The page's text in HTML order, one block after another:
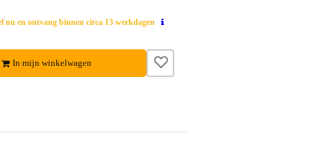
nu en ontvang binnen circa 13 werkdagen
In mijn winkelwagen